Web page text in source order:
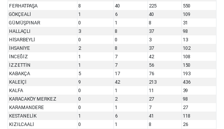
FERHATPAŞA 8 40 225
550
GÖKÇEALİ
1 6 40
109
GÜMÜŞPINAR
0 1 8
31
HALLAÇLI
3 8 37
98
HİSARBEYLİ
0 0 3
13
İHSANİYE
2 8 37
102
İNCEĞİZ
1 7 42
108
İZZETTİN
1 7 56
150
KABAKÇA
5 17 76
193
KALEİÇİ
9 42 213
436
KALFA
0 1 11
39
KARACAKÖY MERKEZ
0 2 27
98
KARAMANDERE
0 1 7
27
KESTANELİK
1 6 41
118
KIZILCAALİ
0 1 8
26